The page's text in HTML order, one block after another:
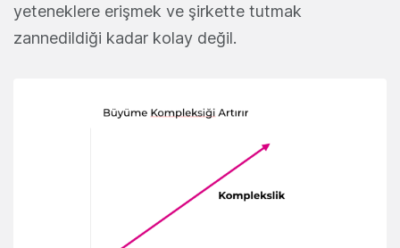
yeteneklere erişmek ve şirkette tutmak
zannedildiği kadar kolay değil.